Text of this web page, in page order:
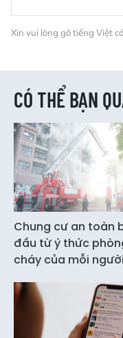
Xin vui lòng gõ tiếng Việt
CÓ THỂ BẠN
Chung cư an toàn
đầu từ ý thức
cháy của mỗi người